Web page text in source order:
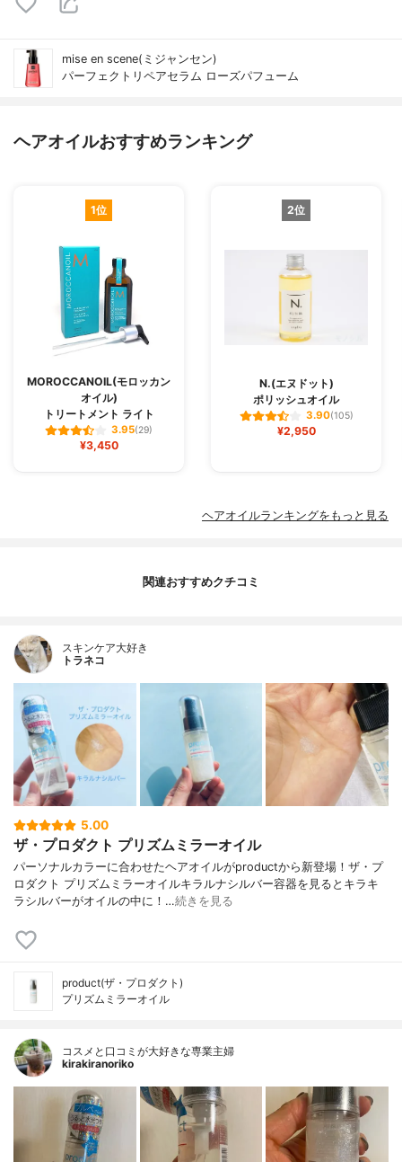
mise en scene(ミジャンセン)
パーフェクトリペアセラム ローズパフューム
ヘアオイルおすすめランキング
1位
MOROCCANOIL(モロッカン
オイル)
トリートメント ライト
3.95(29)
¥3,450
2位
N.(エヌドット)
ポリッシュオイル
3.90(105)
¥2,950
ヘアオイルランキングをもっと見る
関連おすすめクチコミ
スキンケア大好き
トラネコ
5.00
ザ・プロダクト プリズムミラーオイル
パーソナルカラーに合わせたヘアオイルがproductから新登場！ザ・プ
ロダクト プリズムミラーオイルキラルナシルバー容器を見るとキラキ
ラシルバーがオイルの中に！…続きを見る
product(ザ・プロダクト)
プリズムミラーオイル
コスメと口コミが大好きな専業主婦
kirakiranoriko